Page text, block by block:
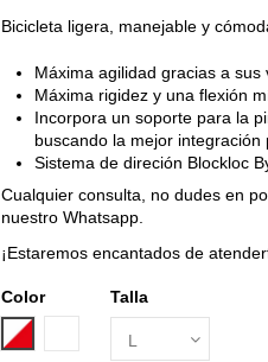
Bicicleta ligera, manejable y
Máxima agilidad gracias a sus
Máxima rigidez y una flexión
Incorpora un soporte para la
buscando la mejor integración
Sistema de direción Blockloc
Cualquier consulta, no dudes en
nuestro Whatsapp.
¡Estaremos encantados de
Color
Blanco-RojoAzul-Cobre
Talla